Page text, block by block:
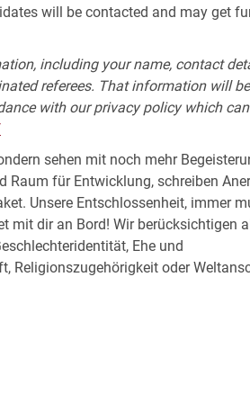
will be contacted and may get
including your name, contact
referees. That information will
with our privacy policy which
sehen mit noch mehr
Raum für Entwicklung, schreiben
Unsere Entschlossenheit, immer
mit dir an Bord! Wir berücksichtigen
Ehe und
Religionszugehörigkeit oder